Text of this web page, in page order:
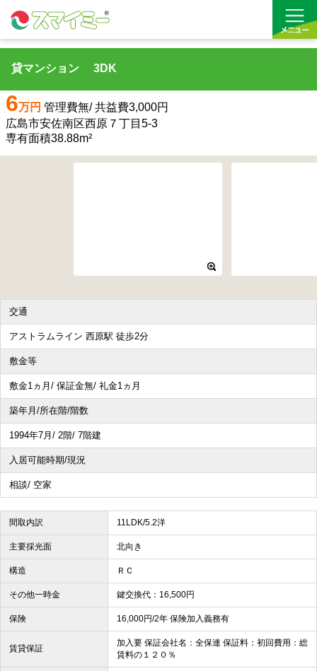
買う
貸マンション 3DK
6万円 管理費無/ 共益費3,000円
広島市安佐南区西原７丁目5-3
専有面積38.88m²
交通
アストラムライン 西原駅 徒歩2分
敷金等
敷金1ヵ月/ 保証金無/ 礼金1ヵ月
築年月/所在階/階数
1994年7月/ 2階/ 7階建
入居可能時期/現況
相談/ 空家
間取内訳 11LDK/5.2洋
主要採光面 北向き
構造 ＲＣ
その他一時金 鍵交換代：16,500円
保険 16,000円/2年 保険加入義務有
賃貸保証
加入要 保証会社名：全保連 保証料：初回費用：総
賃料の１２０％